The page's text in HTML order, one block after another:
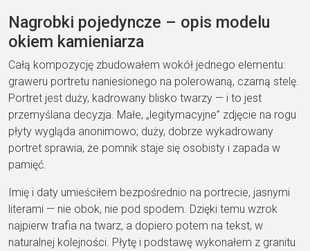
Nagrobki pojedyncze – opis modelu
okiem kamieniarza
Całą kompozycję zbudowałem wokół jednego elementu:
graweru portretu naniesionego na polerowaną, czarną stelę.
Portret jest duży, kadrowany blisko twarzy — i to jest
przemyślana decyzja. Małe, „legitymacyjne” zdjęcie na rogu
płyty wygląda anonimowo; duży, dobrze wykadrowany
portret sprawia, że pomnik staje się osobisty i zapada w
pamięć.
Imię i daty umieściłem bezpośrednio na portrecie, jasnymi
literami — nie obok, nie pod spodem. Dzięki temu wzrok
najpierw trafia na twarz, a dopiero potem na tekst, w
naturalnej kolejności. Płytę i podstawę wykonałem z granitu